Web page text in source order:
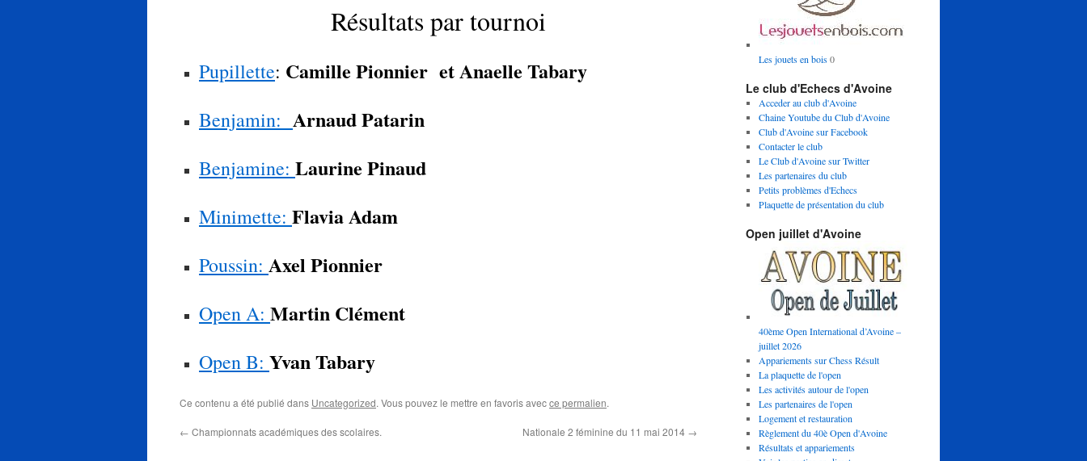
Résultats par tournoi
Pupillette: Camille Pionnier et Anaelle Tabary
Benjamin: Arnaud Patarin
Benjamine: Laurine Pinaud
Minimette: Flavia Adam
Poussin: Axel Pionnier
Open A: Martin Clément
Open B: Yvan Tabary
Ce contenu a été publié dans Uncategorized. Vous pouvez le mettre en favoris avecce permalien.
← Championnats académiques des scolaires. Nationale 2 féminine du 11 mai 2014 →
Les jouets en bois0
Le club d'Echecs d'Avoine
Acceder au club d'Avoine
Chaine Youtube du Club d'Avoine
Club d'Avoine sur Facebook
Contacter le club
Le Club d'Avoine sur Twitter
Les partenaires du club
Petits problèmes d'Echecs
Plaquette de présentation du club
Open juillet d'Avoine
40ème Open International d’Avoine –
juillet 2026
Appariements sur Chess Résult
La plaquette de l'open
Les activités autour de l'open
Les partenaires de l'open
Logement et restauration
Règlement du 40è Open d'Avoine
Résultats et appariements